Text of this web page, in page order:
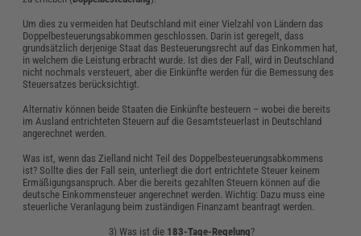
Um dies zu vermeiden hat Deutschland mit einer Vielzahl von Ländern das
Doppelbesteuerungsabkommen geschlossen. Darin ist geregelt, dass
grundsätzlich derjenige Staat das Besteuerungsrecht auf das Einkommen hat,
in welchem die Leistung erbracht wurde. Ist dies der Fall, wird in Deutschland
nicht nochmals versteuert, aber die Einkünfte werden für die Bemessung des
Steuersatzes berücksichtigt.
Alternativ können beide Staaten die Einkünfte besteuern – wobei die bereits
im Ausland entrichteten Steuern auf die Gesamtsteuerlast in Deutschland
angerechnet werden.
Was ist, wenn das Zielland nicht Teil des Doppelbesteuerungsabkommens
ist? Sollte dies der Fall sein, unterliegt die dort entrichtete Steuer keinem
Ermäßigungsanspruch. Aber die bereits gezahlten Steuern können auf die
deutsche Einkommensteuer angerechnet werden. Wichtig: Dazu muss eine
steuerliche Veranlagung beim zuständigen Finanzamt beantragt werden.
3) Was ist die 183-Tage-Regelung?